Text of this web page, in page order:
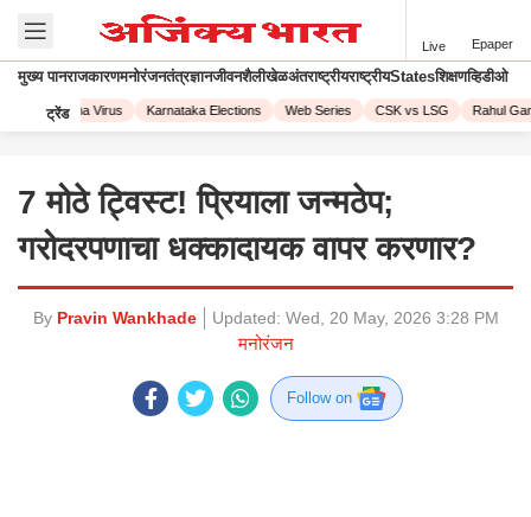
Live Epaper
मुख्य पानराजकारणमनोरंजनतंत्रज्ञानजीवनशैलीखेळअंतराष्ट्रीयराष्ट्रीयStatesशिक्षणव्हिडीओ
ट्रेंड
Corona Virus Karnataka Elections Web Series CSK vs LSG Rahul
7 मोठे ट्विस्ट! प्रियाला जन्मठेप;
गरोदरपणाचा धक्कादायक वापर करणार?
By Pravin Wankhade Updated: Wed, 20 May, 2026 3:28 PM
मनोरंजन
Follow on